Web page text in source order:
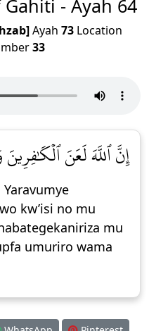
- Ayah 64
Ayah 73 Location
33
إِنَّ ٱللَّهَ لَعَنَ ٱلۡكَٰفِرِينَ
kw’isi no mu
mu
umuriro wama